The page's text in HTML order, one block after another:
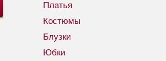
Платья
Костюмы
Блузки
Юбки